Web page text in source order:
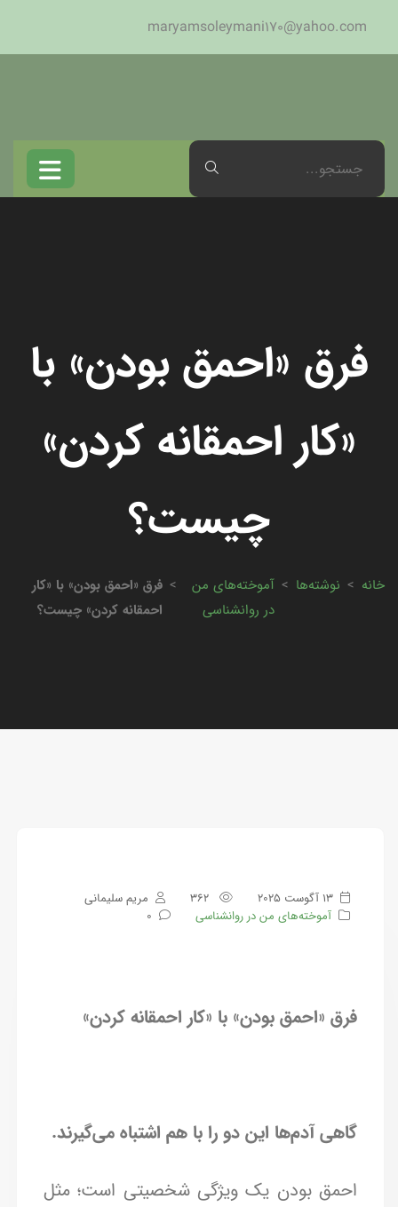
maryamsoleymani170@yahoo.com
فرق «احمق بودن» با
«کار احمقانه کردن»
چیست؟
خانه > نوشته‌ها > آموخته‌های من
در روانشناسی
> فرق «احمق بودن» با «کار
احمقانه کردن» چیست؟
13 آگوست 2025
مریم سلیمانی
آموخته‌های من در روانشناسی
0
فرق «احمق بودن» با «کار احمقانه کردن»
گاهی آدم‌ها این دو را با هم اشتباه می‌گیرند.
احمق بودن یک ویژگی شخصیتی است؛ مثل